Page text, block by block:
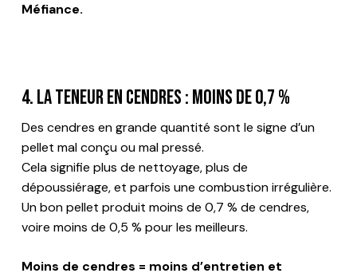
Méfiance.
4. La teneur en cendres : moins de 0,7 %
Des cendres en grande quantité sont le signe d’un
pellet mal conçu ou mal pressé.
Cela signifie plus de nettoyage, plus de
dépoussiérage, et parfois une combustion irrégulière.
Un bon pellet produit moins de 0,7 % de cendres,
voire moins de 0,5 % pour les meilleurs.
Moins de cendres = moins d’entretien et